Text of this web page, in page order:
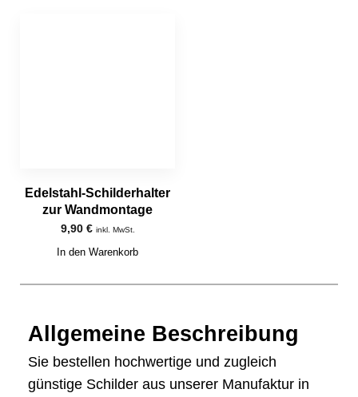
Edelstahl-Schilderhalter
zur Wandmontage
9,90 € inkl. MwSt.
In den Warenkorb
Allgemeine Beschreibung
Sie bestellen hochwertige und zugleich
günstige Schilder aus unserer Manufaktur in